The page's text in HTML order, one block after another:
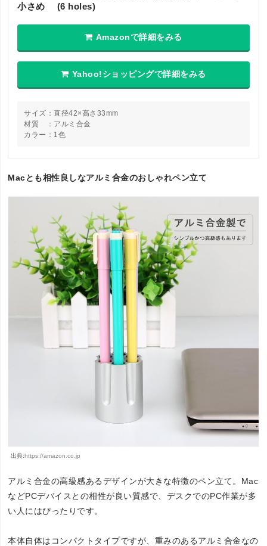
小さめ (6 holes)
Amazonで詳細をみる
Yahoo!ショッピングで詳細をみる
サイズ：直径42×高さ33mm
材質 ：アルミ合金
カラー：1色
Macとも相性良しなアルミ合金のおしゃれペン立て
出典:https://amazon.co.jp
アルミ合金の高級感あるデザインが大きな特徴のペン立て。Mac
などPCデバイスとの相性が良い質感で、デスクでのPC作業が多
い人にはぴったりです。
本体自体はコンパクトタイプですが、重みのあるアルミ合金なの